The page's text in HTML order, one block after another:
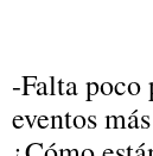
-Falta poco
eventos